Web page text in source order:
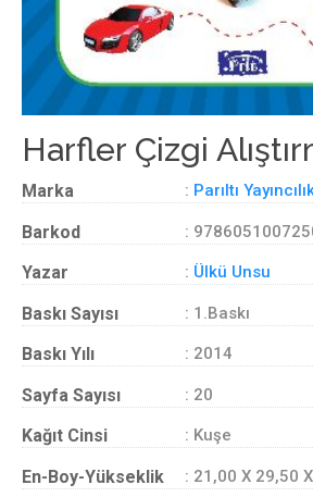
Harfler Çizgi
Marka : Parıltı
Barkod :
Yazar : Ülkü Unsu
Baskı Sayısı : 1.Baskı
Baskı Yılı : 2014
Sayfa Sayısı : 20
Kağıt Cinsi : Kuşe
En-Boy-Yükseklik : 21,00 X 29,50